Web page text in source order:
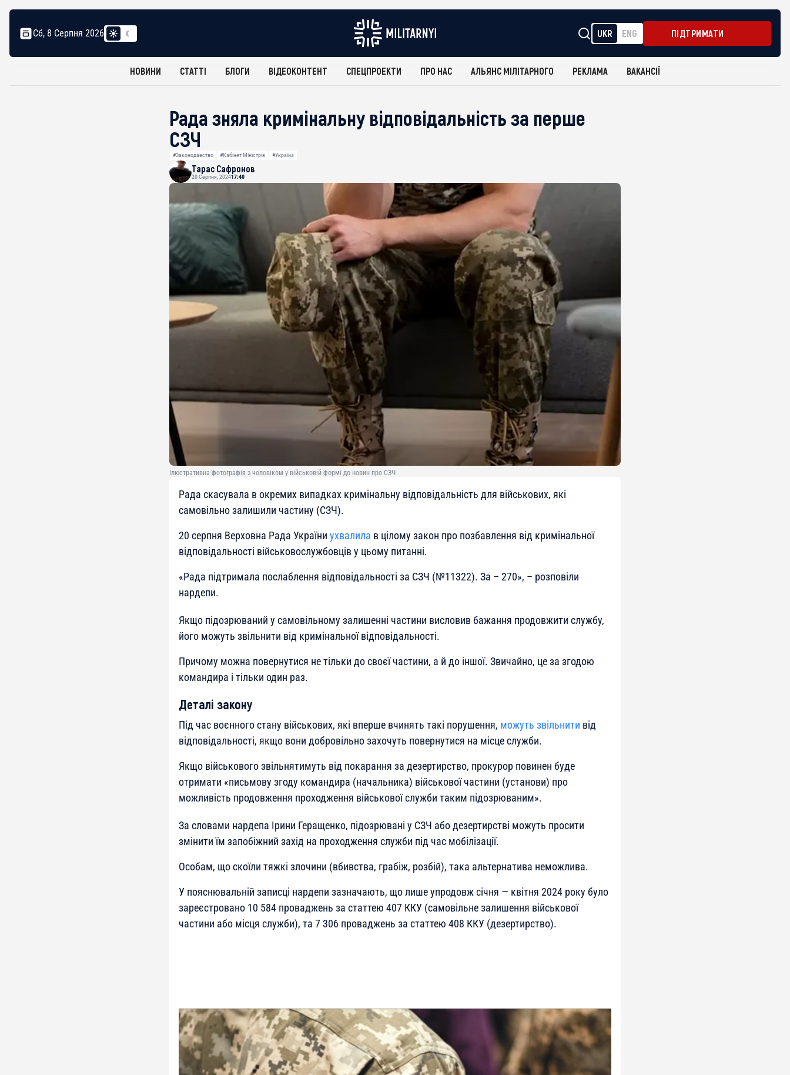
Сб, 8 Серпня 2026 UKR ENG ПІДТРИМАТИ
НОВИНИ СТАТТІ БЛОГИ ВІДЕОКОНТЕНТ СПЕЦПРОЕКТИ ПРО НАС АЛЬЯНС МІЛІТАРНОГО РЕКЛАМА ВАКАНСІЇ
Рада зняла кримінальну відповідальність за перше
СЗЧ
#Законодавство #Кабінет Міністрів #Україна
Тарас Сафронов
20 Серпня, 202417:40
Ілюстративна фотографія з чоловіком у військовій формі до новин про СЗЧ
Рада скасувала в окремих випадках кримінальну відповідальність для військових, які
самовільно залишили частину (СЗЧ).
20 серпня Верховна Рада України ухвалила в цілому закон про позбавлення від кримінальної
відповідальності військовослужбовців у цьому питанні.
«Рада підтримала послаблення відповідальності за СЗЧ (№11322). За – 270», – розповіли
нардепи.
Якщо підозрюваний у самовільному залишенні частини висловив бажання продовжити службу,
його можуть звільнити від кримінальної відповідальності.
Причому можна повернутися не тільки до своєї частини, а й до іншої. Звичайно, це за згодою
командира і тільки один раз.
Деталі закону
Під час воєнного стану військових, які вперше вчинять такі порушення, можуть звільнити від
відповідальності, якщо вони добровільно захочуть повернутися на місце служби.
Якщо військового звільнятимуть від покарання за дезертирство, прокурор повинен буде
отримати «письмову згоду командира (начальника) військової частини (установи) про
можливість продовження проходження військової служби таким підозрюваним».
За словами нардепа Ірини Геращенко, підозрювані у СЗЧ або дезертирстві можуть просити
змінити їм запобіжний захід на проходження служби під час мобілізації.
Особам, що скоїли тяжкі злочини (вбивства, грабіж, розбій), така альтернатива неможлива.
У пояснювальній записці нардепи зазначають, що лише упродовж січня — квітня 2024 року було
зареєстровано 10 584 проваджень за статтею 407 ККУ (самовільне залишення військової
частини або місця служби), та 7 306 проваджень за статтею 408 ККУ (дезертирство).